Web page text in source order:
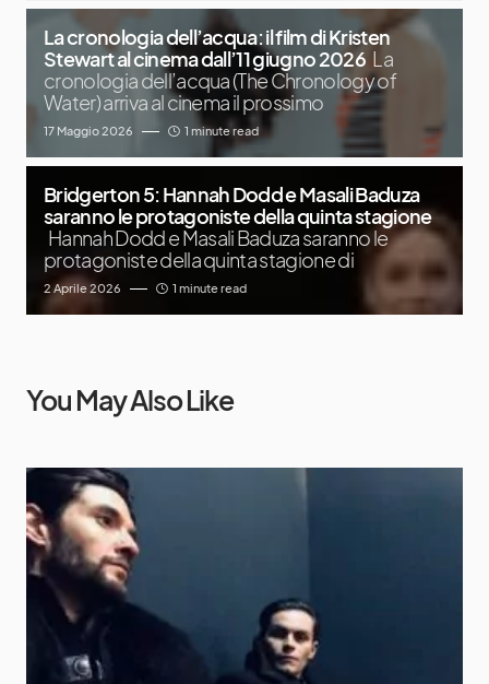
La cronologia dell’acqua: il film di Kristen
Stewart al cinema dall’11 giugno 2026 La
cronologia dell’acqua (The Chronology of
Water) arriva al cinema il prossimo
17 Maggio 2026 1 minute read
Bridgerton 5: Hannah Dodd e Masali Baduza
saranno le protagoniste della quinta stagione
Hannah Dodd e Masali Baduza saranno le
protagoniste della quinta stagione di
2 Aprile 2026 1 minute read
You May Also Like